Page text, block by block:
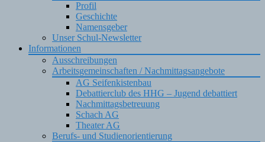
Profil
Geschichte
Namensgeber
Unser Schul-Newsletter
Informationen
Ausschreibungen
Arbeitsgemeinschaften / Nachmittagsangebote
AG Seifenkistenbau
Debattierclub des HHG – Jugend debattiert
Nachmittagsbetreuung
Schach AG
Theater AG
Berufs- und Studienorientierung